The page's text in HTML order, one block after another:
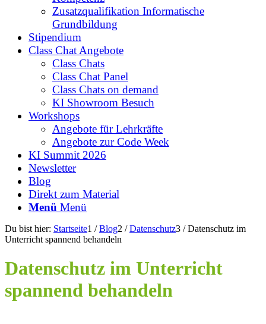
Zusatzqualifikation Informatische
Grundbildung
Stipendium
Class Chat Angebote
Class Chats
Class Chat Panel
Class Chats on demand
KI Showroom Besuch
Workshops
Angebote für Lehrkräfte
Angebote zur Code Week
KI Summit 2026
Newsletter
Blog
Direkt zum Material
Menü Menü
Du bist hier: Startseite1 / Blog2 / Datenschutz3 / Datenschutz im
Unterricht spannend behandeln
Datenschutz im Unterricht
spannend behandeln